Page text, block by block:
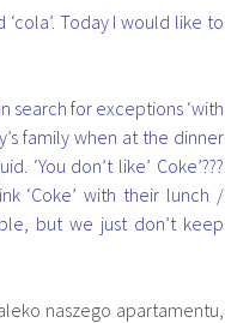
Today I would like to
search for exceptions ‘with
family when at the dinner
don’t like’ Coke’???
‘Coke’ with their lunch /
but we just don’t keep
naszego apartamentu,